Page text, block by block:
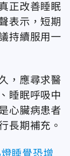
正改善睡眠
表示，短期
持續服用一
，應尋求醫
睡眠呼吸中
心臟病患者
長期補充。
睡覺恐增